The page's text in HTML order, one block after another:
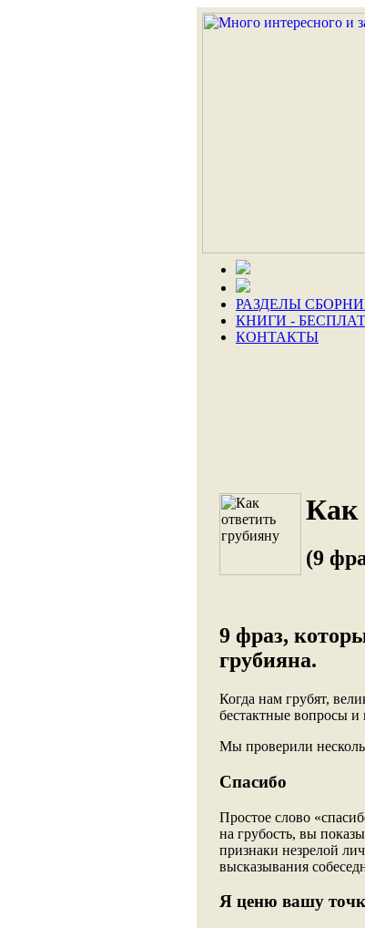
РАЗДЕЛЫ
КНИГИ -
КОНТАКТЫ
Как
(9
9 фраз,
грубияна.
Когда нам грубят,
бестактные вопросы и
Мы проверили
Спасибо
Простое слово
на грубость, вы
признаки незрелой
высказывания
Я ценю вашу